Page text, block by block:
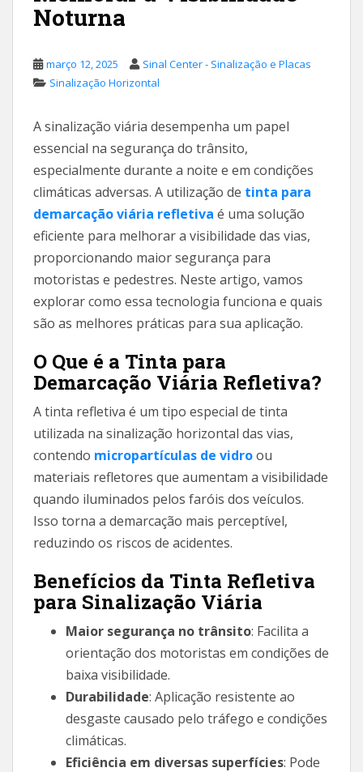
Noturna
março 12, 2025
Sinal Center - Sinalização e Placas
Sinalização Horizontal
A sinalização viária desempenha um papel
essencial na segurança do trânsito,
especialmente durante a noite e em condições
climáticas adversas. A utilização de tinta para
demarcação viária refletiva é uma solução
eficiente para melhorar a visibilidade das vias,
proporcionando maior segurança para
motoristas e pedestres. Neste artigo, vamos
explorar como essa tecnologia funciona e quais
são as melhores práticas para sua aplicação.
O Que é a Tinta para
Demarcação Viária Refletiva?
A tinta refletiva é um tipo especial de tinta
utilizada na sinalização horizontal das vias,
contendo micropartículas de vidroou
materiais refletores que aumentam a visibilidade
quando iluminados pelos faróis dos veículos.
Isso torna a demarcação mais perceptível,
reduzindo os riscos de acidentes.
Benefícios da Tinta Refletiva
para Sinalização Viária
Maior segurança no trânsito: Facilita a
orientação dos motoristas em condições de
baixa visibilidade.
Durabilidade: Aplicação resistente ao
desgaste causado pelo tráfego e condições
climáticas.
Eficiência em diversas superfícies: Pode